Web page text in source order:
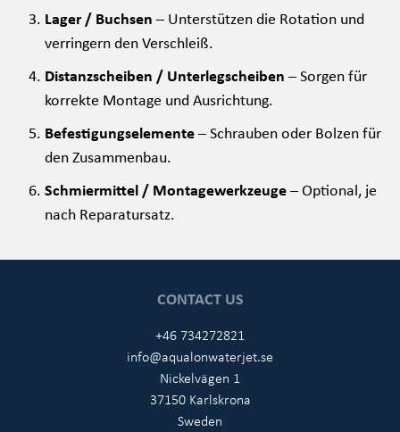
Lager / Buchsen – Unterstützen die Rotation und
verringern den Verschleiß.
Distanzscheiben / Unterlegscheiben – Sorgen für
korrekte Montage und Ausrichtung.
Befestigungselemente– Schrauben oder Bolzen für
den Zusammenbau.
Schmiermittel / Montagewerkzeuge– Optional, je
nach Reparatursatz.
CONTACT US
+46 734272821
info@aqualonwaterjet.se
Nickelvägen 1
37150 Karlskrona
Sweden